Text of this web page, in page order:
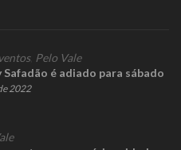
, Pelo Vale
Safadão é adiado para sábado
2022